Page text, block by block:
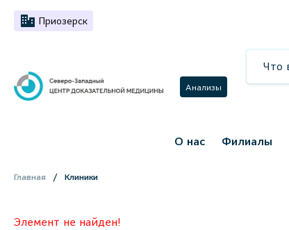
Приозерск
Анализы
О нас Филиалы
Главная Клиники
Элемент не найден!